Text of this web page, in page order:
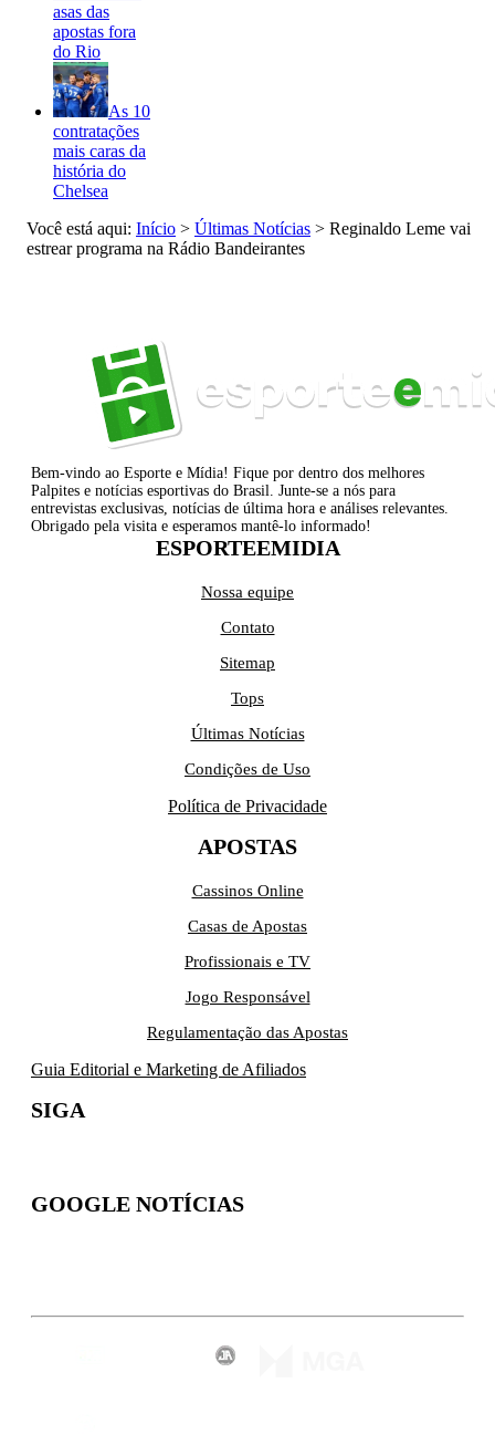
asas das
apostas fora
do Rio
As 10
contratações
mais caras da
história do
Chelsea
Você está aqui: Início > Últimas Notícias > Reginaldo Leme vai
estrear programa na Rádio Bandeirantes
Bem-vindo ao Esporte e Mídia! Fique por dentro dos melhores
Palpites e notícias esportivas do Brasil. Junte-se a nós para
entrevistas exclusivas, notícias de última hora e análises relevantes.
Obrigado pela visita e esperamos mantê-lo informado!
ESPORTEEMIDIA
Nossa equipe
Contato
Sitemap
Tops
Últimas Notícias
Condições de Uso
Política de Privacidade
APOSTAS
Cassinos Online
Casas de Apostas
Profissionais e TV
Jogo Responsável
Regulamentação das Apostas
Guia Editorial e Marketing de Afiliados
SIGA
GOOGLE NOTÍCIAS